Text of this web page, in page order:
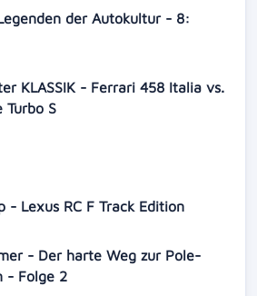
der Autokultur - 8:
KLASSIK - Ferrari 458 Italia vs.
Turbo S
- Lexus RC F Track Edition
- Der harte Weg zur Pole-
- Folge 2